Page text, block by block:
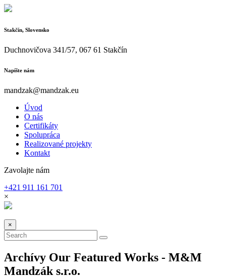
Stakčín, Slovensko
Duchnovičova 341/57, 067 61 Stakčín
Napíšte nám
mandzak@mandzak.eu
Úvod
O nás
Certifikáty
Spolupráca
Realizované projekty
Kontakt
Zavolajte nám
+421 911 161 701
×
×
Archívy Our Featured Works - M&M
Mandzák s.r.o.